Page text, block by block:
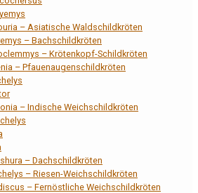
– Asiatische Waldschildkröten
– Bachschildkröten
– Krötenkopf-Schildkröten
– Pfauenaugenschildkröten
– Indische Weichschildkröten
– Dachschildkröten
– Riesen-Weichschildkröten
– Fernöstliche Weichschildkröten